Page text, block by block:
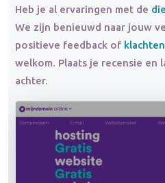
Heb je al ervaringen met de
We zijn benieuwd naar jouw
positieve feedback of klachten
welkom. Plaats je recensie en
achter.